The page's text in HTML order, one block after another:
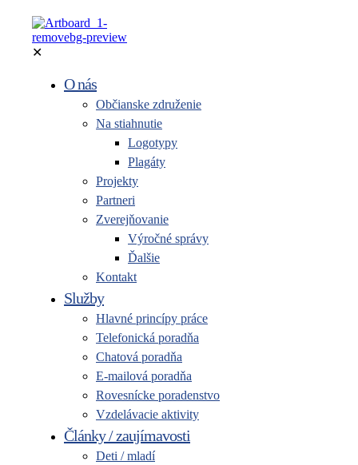
✕
O nás
Občianske združenie
Na stiahnutie
Logotypy
Plagáty
Projekty
Partneri
Zverejňovanie
Výročné správy
Ďalšie
Kontakt
Služby
Hlavné princípy práce
Telefonická poradňa
Chatová poradňa
E-mailová poradňa
Rovesnícke poradenstvo
Vzdelávacie aktivity
Články / zaujímavosti
Deti / mladí